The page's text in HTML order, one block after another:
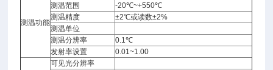
测温功能
测温范围
-20℃~+550℃
测温精度
±2℃或读数±2%
测温单位
测温分辨率
0.1℃
发射率设置
0.01~1.00
可见光分辨率